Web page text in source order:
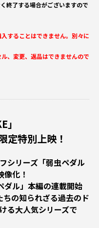
終了する場合がございますので
することはできません。別々に
、変更、返品はできませんので
」
定特別上映！
シリーズ「弱虫ペダル
化！
ダル」本編の連載開始
の知られざる過去のド
る大人気シリーズで